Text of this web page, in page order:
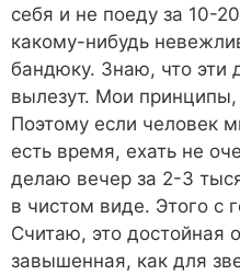
себя и не поеду за 10-
какому-нибудь
бандюку. Знаю, что эти
вылезут. Мои принципы,
Поэтому если человек
есть время, ехать не
делаю вечер за 2-3
в чистом виде. Этого с
Считаю, это достойная
завышенная, как для